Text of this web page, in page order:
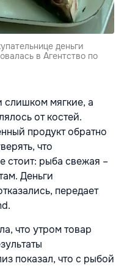
деньги
в Агентство по
слишком мягкие, а
от костей.
продукт обратно
что
стоит: рыба свежая –
Деньги
передает
что утром товар
показал, что с рыбой